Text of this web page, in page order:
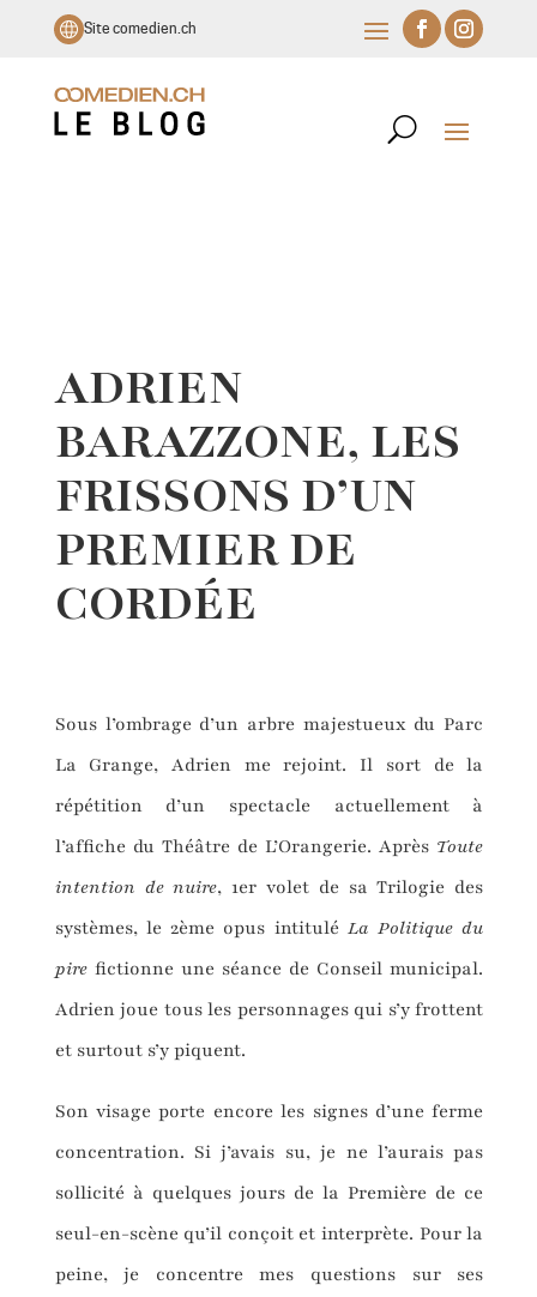
Site comedien.ch
ADRIEN
BARAZZONE, LES
FRISSONS D’UN
PREMIER DE
CORDÉE
Sous l’ombrage d’un arbre majestueux du Parc
La Grange, Adrien me rejoint. Il sort de la
répétition d’un spectacle actuellement à
l’affiche du Théâtre de L’Orangerie. Après Toute
intention de nuire, 1er volet de sa Trilogie des
systèmes, le 2ème opus intitulé La Politique du
pire fictionne une séance de Conseil municipal.
Adrien joue tous les personnages qui s’y frottent
et surtout s’y piquent.
Son visage porte encore les signes d’une ferme
concentration. Si j’avais su, je ne l’aurais pas
sollicité à quelques jours de la Première de ce
seul-en-scène qu’il conçoit et interprète. Pour la
peine, je concentre mes questions sur ses